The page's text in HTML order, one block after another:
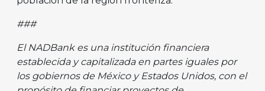
###
El NADBank es una institución financiera
establecida y capitalizada en partes iguales por
los gobiernos de México y Estados Unidos, con el